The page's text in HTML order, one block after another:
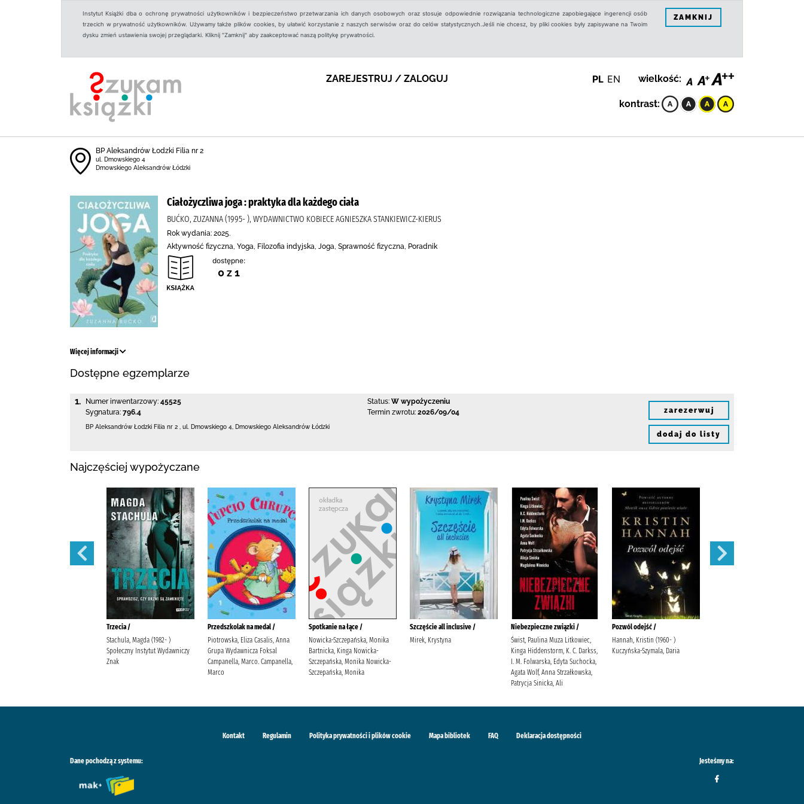
Instytut Książki dba o ochronę prywatności użytkowników i bezpieczeństwo przetwarzania ich danych osobowych oraz stosuje odpowiednie rozwiązania technologiczne zapobiegające ingerencji osób
trzecich w prywatność użytkowników. Używamy także plików cookies, by ułatwić korzystanie z naszych serwisów oraz do celów statystycznych.Jeśli nie chcesz, by pliki cookies były zapisywane na Twoim
dysku zmień ustawienia swojej przeglądarki. Kliknij "Zamknij" aby zaakceptować naszą politykę prywatności.
ZAMKNIJ
ZAREJESTRUJ / ZALOGUJ PL EN wielkość:
kontrast:
BP Aleksandrów Łodzki Filia nr 2
ul. Dmowskiego 4
Dmowskiego Aleksandrów Łódzki
Ciałożyczliwa joga : praktyka dla każdego ciała
BUĆKO, ZUZANNA (1995- ), WYDAWNICTWO KOBIECE AGNIESZKA STANKIEWICZ-KIERUS
Rok wydania: 2025.
Aktywność fizyczna, Yoga, Filozofia indyjska, Joga, Sprawność fizyczna, Poradnik
dostępne:
0 z 1
Więcej informacji
Dostępne egzemplarze
1. Numer inwentarzowy: 45525
Sygnatura: 796.4
Status: W wypożyczeniu
Termin zwrotu: 2026/09/04
BP Aleksandrów Łodzki Filia nr 2 ul. Dmowskiego 4 Dmowskiego Aleksandrów Łódzki
zarezerwuj
dodaj do listy
Najczęściej wypożyczane
Trzecia /
Stachula, Magda (1982- )
Społeczny Instytut Wydawniczy
Znak
Przedszkolak na medal /
Piotrowska, Eliza Casalis, Anna
Grupa Wydawnicza Foksal
Campanella, Marco. Campanella,
Marco
Spotkanie na łące /
Nowicka-Szczepańska, Monika
Bartnicka, Kinga Nowicka-
Szczepańska, Monika Nowicka-
Szczepańska, Monika
Szczęście all inclusive /
Mirek, Krystyna
Niebezpieczne związki /
Świst, Paulina Muza Litkowiec,
Kinga Hiddenstorm, K. C. Darkss,
I. M. Folwarska, Edyta Suchocka,
Agata Wolf, Anna Strzałkowska,
Patrycja Sinicka, Ali
Pozwól odejść /
Hannah, Kristin (1960- )
Kuczyńska-Szymala, Daria
Kontakt Regulamin Polityka prywatności i plików cookie Mapa bibliotek FAQ Deklaracja dostępności
Dane pochodzą z systemu: Jesteśmy na: